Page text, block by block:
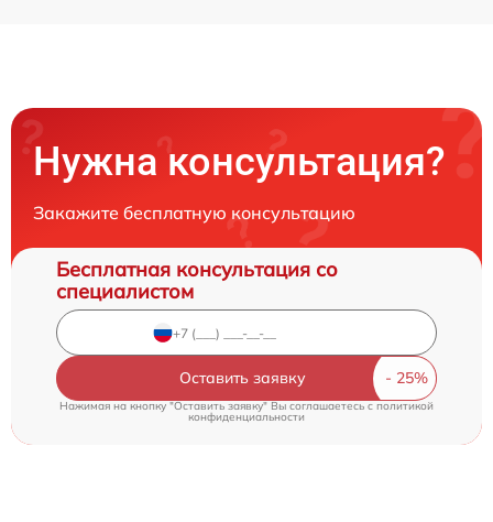
Нужна консультация?
Закажите бесплатную консультацию
Бесплатная консультация со
специалистом
Оставить заявку
Нажимая на кнопку "Оставить заявку" Вы соглашаетесь c политикой
конфиденциальности